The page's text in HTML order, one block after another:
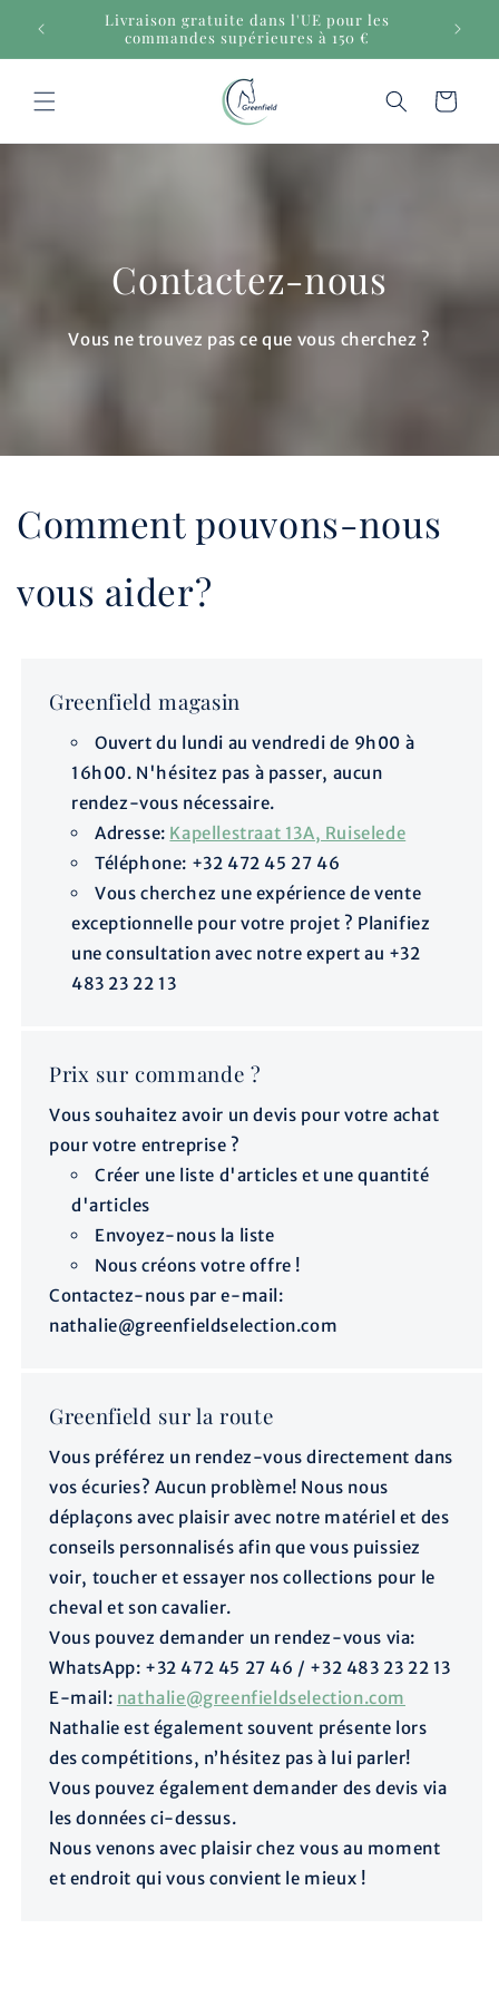
passer
Livraison gratuite dans l'UE pour les
commandes supérieures à 150 €
Panier
Contactez-nous
Vous ne trouvez pas ce que vous cherchez ?
Comment pouvons-nous
vous aider?
Greenfield magasin
Ouvert du lundi au vendredi de 9h00 à
16h00. N'hésitez pas à passer, aucun
rendez-vous nécessaire.
Adresse: Kapellestraat 13A, Ruiselede
Téléphone: +32 472 45 27 46
Vous cherchez une expérience de vente
exceptionnelle pour votre projet ? Planifiez
une consultation avec notre expert au +32
483 23 22 13
Prix ​​sur commande ?
Vous souhaitez avoir un devis pour votre achat
pour votre entreprise ?
Créer une liste d'articles et une quantité
d'articles
Envoyez-nous la liste
Nous créons votre offre !
Contactez-nous par e-mail:
nathalie@greenfieldselection.com
Greenfield sur la route
Vous préférez un rendez-vous directement dans
vos écuries? Aucun problème! Nous nous
déplaçons avec plaisir avec notre matériel et des
conseils personnalisés afin que vous puissiez
voir, toucher et essayer nos collections pour le
cheval et son cavalier.
Vous pouvez demander un rendez-vous via:
WhatsApp: +32 472 45 27 46 / +32 483 23 22 13
E-mail: nathalie@greenfieldselection.com
Nathalie est également souvent présente lors
des compétitions, n’hésitez pas à lui parler!
Vous pouvez également demander des devis via
les données ci-dessus.
Nous venons avec plaisir chez vous au moment
et endroit qui vous convient le mieux !